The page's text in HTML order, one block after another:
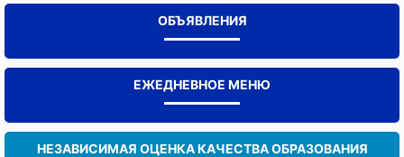
ОБЪЯВЛЕНИЯ
ЕЖЕДНЕВНОЕ МЕНЮ
НЕЗАВИСИМАЯ ОЦЕНКА КАЧЕСТВА ОБРАЗОВАНИЯ